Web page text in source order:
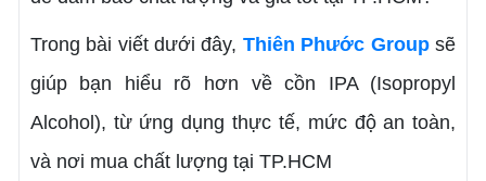
Trong bài viết dưới đây, Thiên Phước Groupsẽ
giúp bạn hiểu rõ hơn về cồn IPA (Isopropyl
Alcohol), từ ứng dụng thực tế, mức độ an toàn,
và nơi mua chất lượng tại TP.HCM